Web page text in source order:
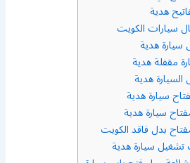
هدية
سيارات الكويت
سيارة هدية
مقفلة هدية
هدية
سيارة هدية
سيارة هدية
بدل فاقد الكويت
سيارة هدية